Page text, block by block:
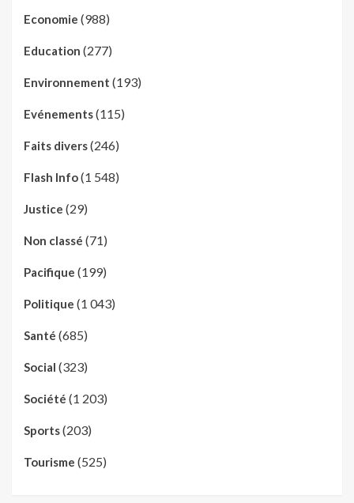
Economie (988)
Education (277)
Environnement (193)
Evénements(115)
Faits divers(246)
Flash Info(1 548)
Justice (29)
Non classé (71)
Pacifique (199)
Politique (1 043)
Santé (685)
Social (323)
Société (1 203)
Sports(203)
Tourisme (525)